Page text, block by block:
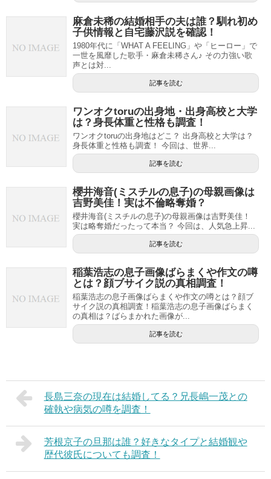
麻倉未稀の結婚相手の夫は誰？馴れ初め
子供情報と自宅藤沢説を確認！
1980年代に「WHAT A FEELING」や「ヒーロー」で
一世を風靡した歌手・麻倉未稀さん♪ その力強い歌
声とは対...
記事を読む
ワンオクtoruの出身地・出身高校と大学
は？身長体重と性格も調査！
ワンオクtoruの出身地はどこ？ 出身高校と大学は？
身長体重と性格も調査！ 今回は、世界...
記事を読む
櫻井海音(ミスチルの息子)の母親画像は
吉野美佳！実は不倫略奪婚？
櫻井海音(ミスチルの息子)の母親画像は吉野美佳！
実は略奪婚だったって本当？ 今回は、人気急上昇...
記事を読む
稲葉浩志の息子画像ばらまくや作文の噂
とは？顔ブサイク説の真相調査！
稲葉浩志の息子画像ばらまくや作文の噂とは？顔ブ
サイク説の真相調査！稲葉浩志の息子画像ばらまく
の真相は？ばらまかれた画像が...
記事を読む
長島三奈の現在は結婚してる？兄長嶋一茂との
確執や病気の噂を調査！
芳根京子の旦那は誰？好きなタイプと結婚観や
歴代彼氏についても調査！